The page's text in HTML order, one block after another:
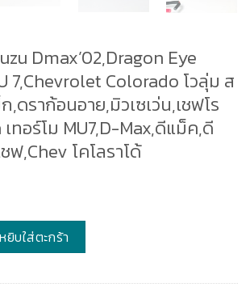
Dmax’02,Dragon Eye
7,Chevrolet Colorado โวลุ่ม ส
ดราก้อนอาย,มิวเซเว่น,เชฟโร
เทอร์โม MU7,D-Max,ดีแม็ค,ดี
,Chev โคโลราโด้
หยิบใส่ตะกร้า